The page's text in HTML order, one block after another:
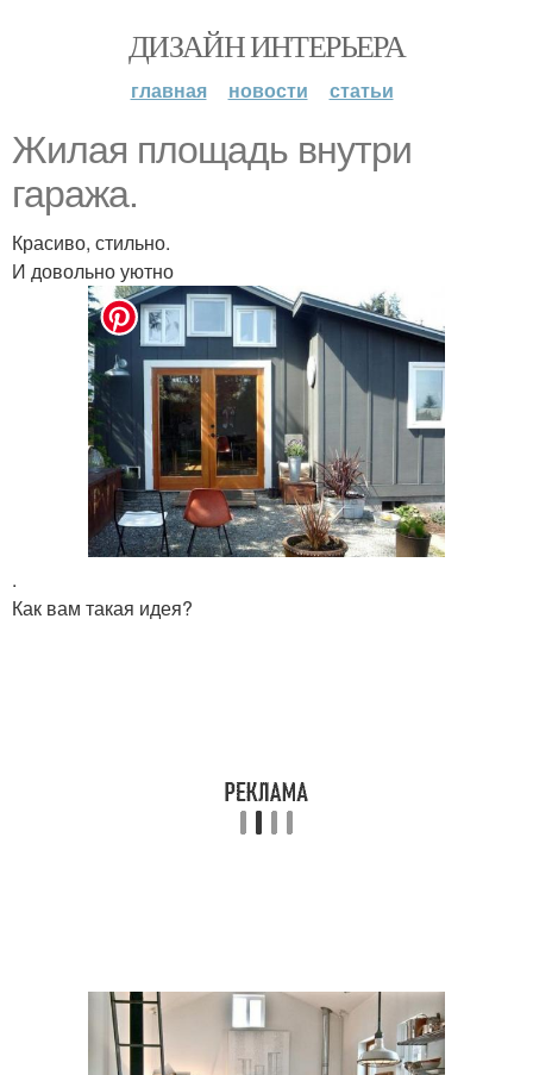
ДИЗАЙН ИНТЕРЬЕРА
главная новости статьи
Жилая площадь внутри
гаража.
Красиво, стильно.
И довольно уютно
.
Как вам такая идея?